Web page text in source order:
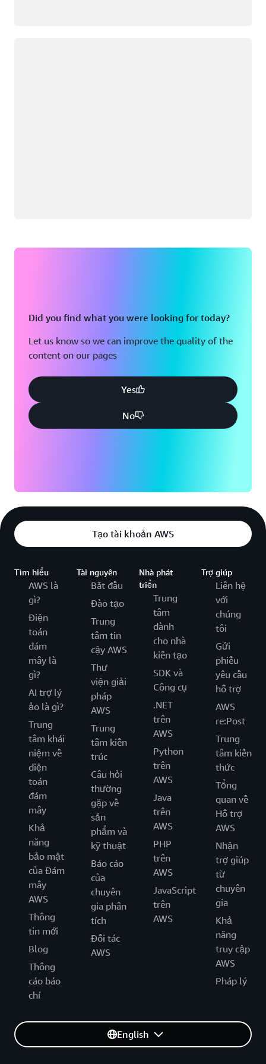
Did you find what you were looking for today?
Let us know so we can improve the quality of the
content on our pages
Yes
No
Tạo tài khoản AWS
Tìm hiểu
AWS là
gì?
Điện
toán
đám
mây là
gì?
AI trợ lý
ảo là gì?
Trung
tâm khái
niệm về
điện
toán
đám
mây
Khả
năng
bảo mật
của Đám
mây
AWS
Thông
tin mới
Blog
Thông
cáo báo
chí
Tài nguyên
Bắt đầu
Đào tạo
Trung
tâm tin
cậy AWS
Thư
viện giải
pháp
AWS
Trung
tâm kiến
trúc
Câu hỏi
thường
gặp về
sản
phẩm và
kỹ thuật
Báo cáo
của
chuyên
gia phân
tích
Đối tác
AWS
Nhà phát
triển
Trung
tâm
dành
cho nhà
kiến tạo
SDK và
Công cụ
.NET
trên
AWS
Python
trên
AWS
Java
trên
AWS
PHP
trên
AWS
JavaScript
trên
AWS
Trợ giúp
Liên hệ
với
chúng
tôi
Gửi
phiếu
yêu cầu
hỗ trợ
AWS
re:Post
Trung
tâm kiến
thức
Tổng
quan về
Hỗ trợ
AWS
Nhận
trợ giúp
từ
chuyên
gia
Khả
năng
truy cập
AWS
Pháp lý
English